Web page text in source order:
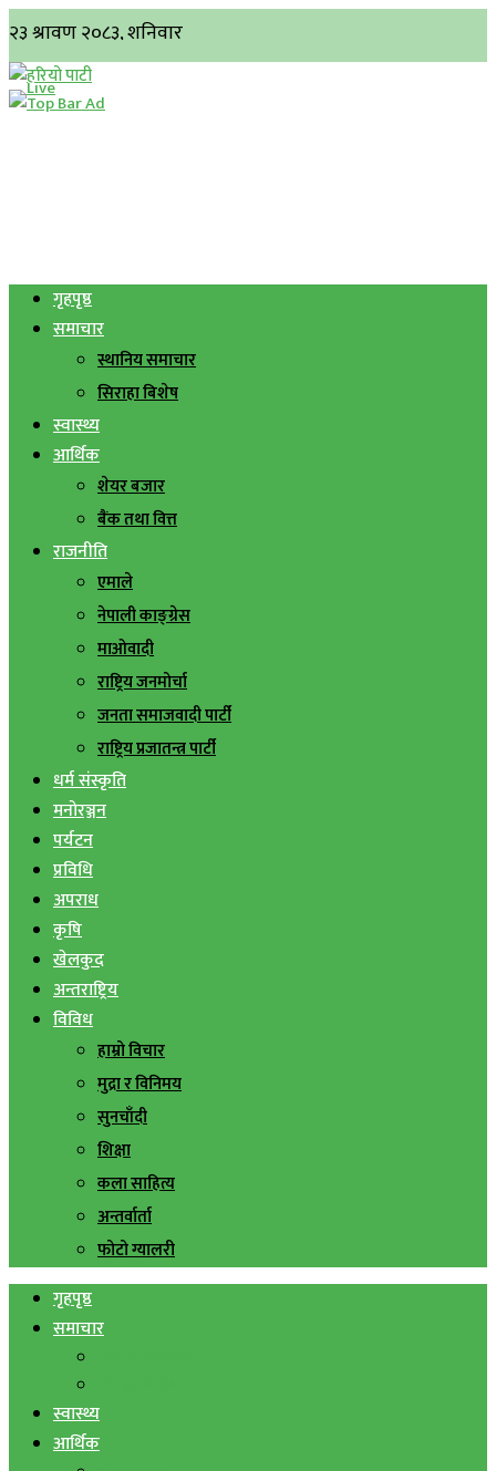
गृहपृष्ठ
समाचार
स्थानिय समाचार
सिराहा बिशेष
स्वास्थ्य
आर्थिक
शेयर बजार
बैंक तथा वित्त
राजनीति
एमाले
नेपाली काङ्ग्रेस
माओवादी
राष्ट्रिय जनमोर्चा
जनता समाजवादी पार्टी
राष्ट्रिय प्रजातन्त्र पार्टी
धर्म संस्कृति
मनोरञ्जन
पर्यटन
प्रविधि
अपराध
कृषि
खेलकुद
अन्तराष्ट्रिय
विविध
हाम्रो विचार
मुद्रा र विनिमय
सुनचाँदी
शिक्षा
कला साहित्य
अन्तर्वार्ता
फोटो ग्यालरी
गृहपृष्ठ
समाचार
स्वास्थ्य
आर्थिक